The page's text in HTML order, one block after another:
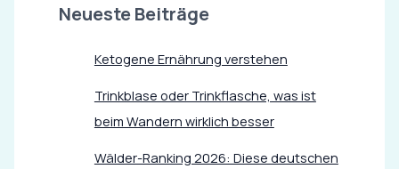
Neueste Beiträge
Ketogene Ernährung verstehen
Trinkblase oder Trinkflasche, was ist
beim Wandern wirklich besser
Wälder-Ranking 2026: Diese deutschen